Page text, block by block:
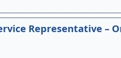
Representative –